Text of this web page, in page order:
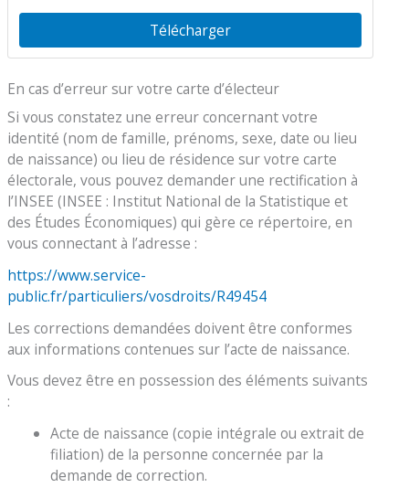
Télécharger
En cas d’erreur sur votre carte d’électeur
Si vous constatez une erreur concernant votre
identité (nom de famille, prénoms, sexe, date ou lieu
de naissance) ou lieu de résidence sur votre carte
électorale, vous pouvez demander une rectification à
l’INSEE (INSEE : Institut National de la Statistique et
des Études Économiques) qui gère ce répertoire, en
vous connectant à l’adresse :
https://www.service-
public.fr/particuliers/vosdroits/R49454
Les corrections demandées doivent être conformes
aux informations contenues sur l’acte de naissance.
Vous devez être en possession des éléments suivants
:
Acte de naissance (copie intégrale ou extrait de
filiation) de la personne concernée par la
demande de correction.